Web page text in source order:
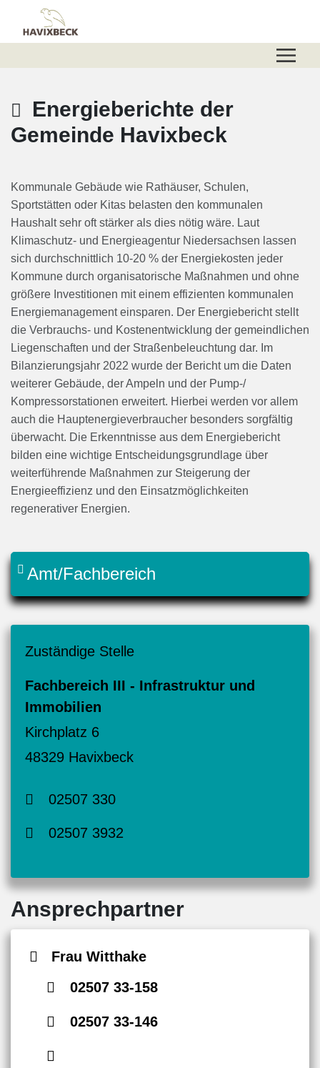
Zum Header
Zum Hauptinhalt
Zum Footer
Zum Hauptinhalt springen
Energieberichte der
Gemeinde Havixbeck
Kommunale Gebäude wie Rathäuser, Schulen,
Sportstätten oder Kitas belasten den kommunalen
Haushalt sehr oft stärker als dies nötig wäre. Laut
Klimaschutz- und Energieagentur Niedersachsen lassen
sich durchschnittlich 10-20 % der Energiekosten jeder
Kommune durch organisatorische Maßnahmen und ohne
größere Investitionen mit einem effizienten kommunalen
Energiemanagement einsparen. Der Energiebericht stellt
die Verbrauchs- und Kostenentwicklung der gemeindlichen
Liegenschaften und der Straßenbeleuchtung dar. Im
Bilanzierungsjahr 2022 wurde der Bericht um die Daten
weiterer Gebäude, der Ampeln und der Pump-/
Kompressorstationen erweitert. Hierbei werden vor allem
auch die Hauptenergieverbraucher besonders sorgfältig
überwacht. Die Erkenntnisse aus dem Energiebericht
bilden eine wichtige Entscheidungsgrundlage über
weiterführende Maßnahmen zur Steigerung der
Energieeffizienz und den Einsatzmöglichkeiten
regenerativer Energien.
Amt/Fachbereich
Zuständige Stelle
Fachbereich III - Infrastruktur und
Immobilien
Kirchplatz 6
48329 Havixbeck
02507 330
02507 3932
Ansprechpartner
Frau Witthake
02507 33-158
02507 33-146